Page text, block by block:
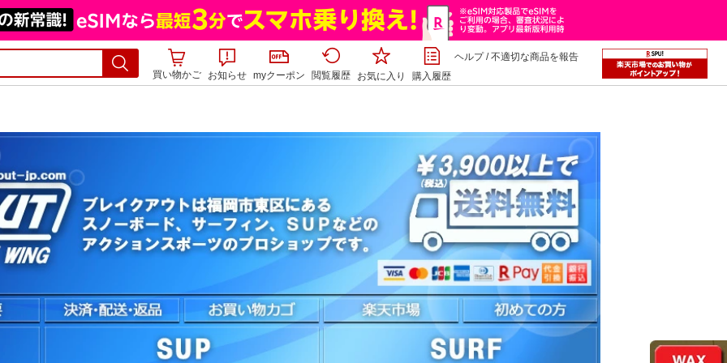
買い物かご お知らせ myクーポン 閲覧履歴 お気に入り 購入履歴
ヘルプ/不適切な商品を報告